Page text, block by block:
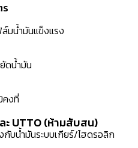
ร
มน้ำมันแข็งแรง
ดน้ำมัน
คงที่
ละ UTTO (ห้ามสับสน)
บน้ำมันระบบเกียร์/ไฮดรอลิก